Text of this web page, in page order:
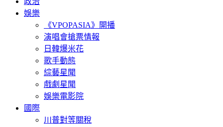
娛樂
《VPOPASIA》開播
演唱會搶票情報
日韓爆米花
歌手動態
綜藝星聞
戲劇星聞
娛樂電影院
國際
川普對等關稅